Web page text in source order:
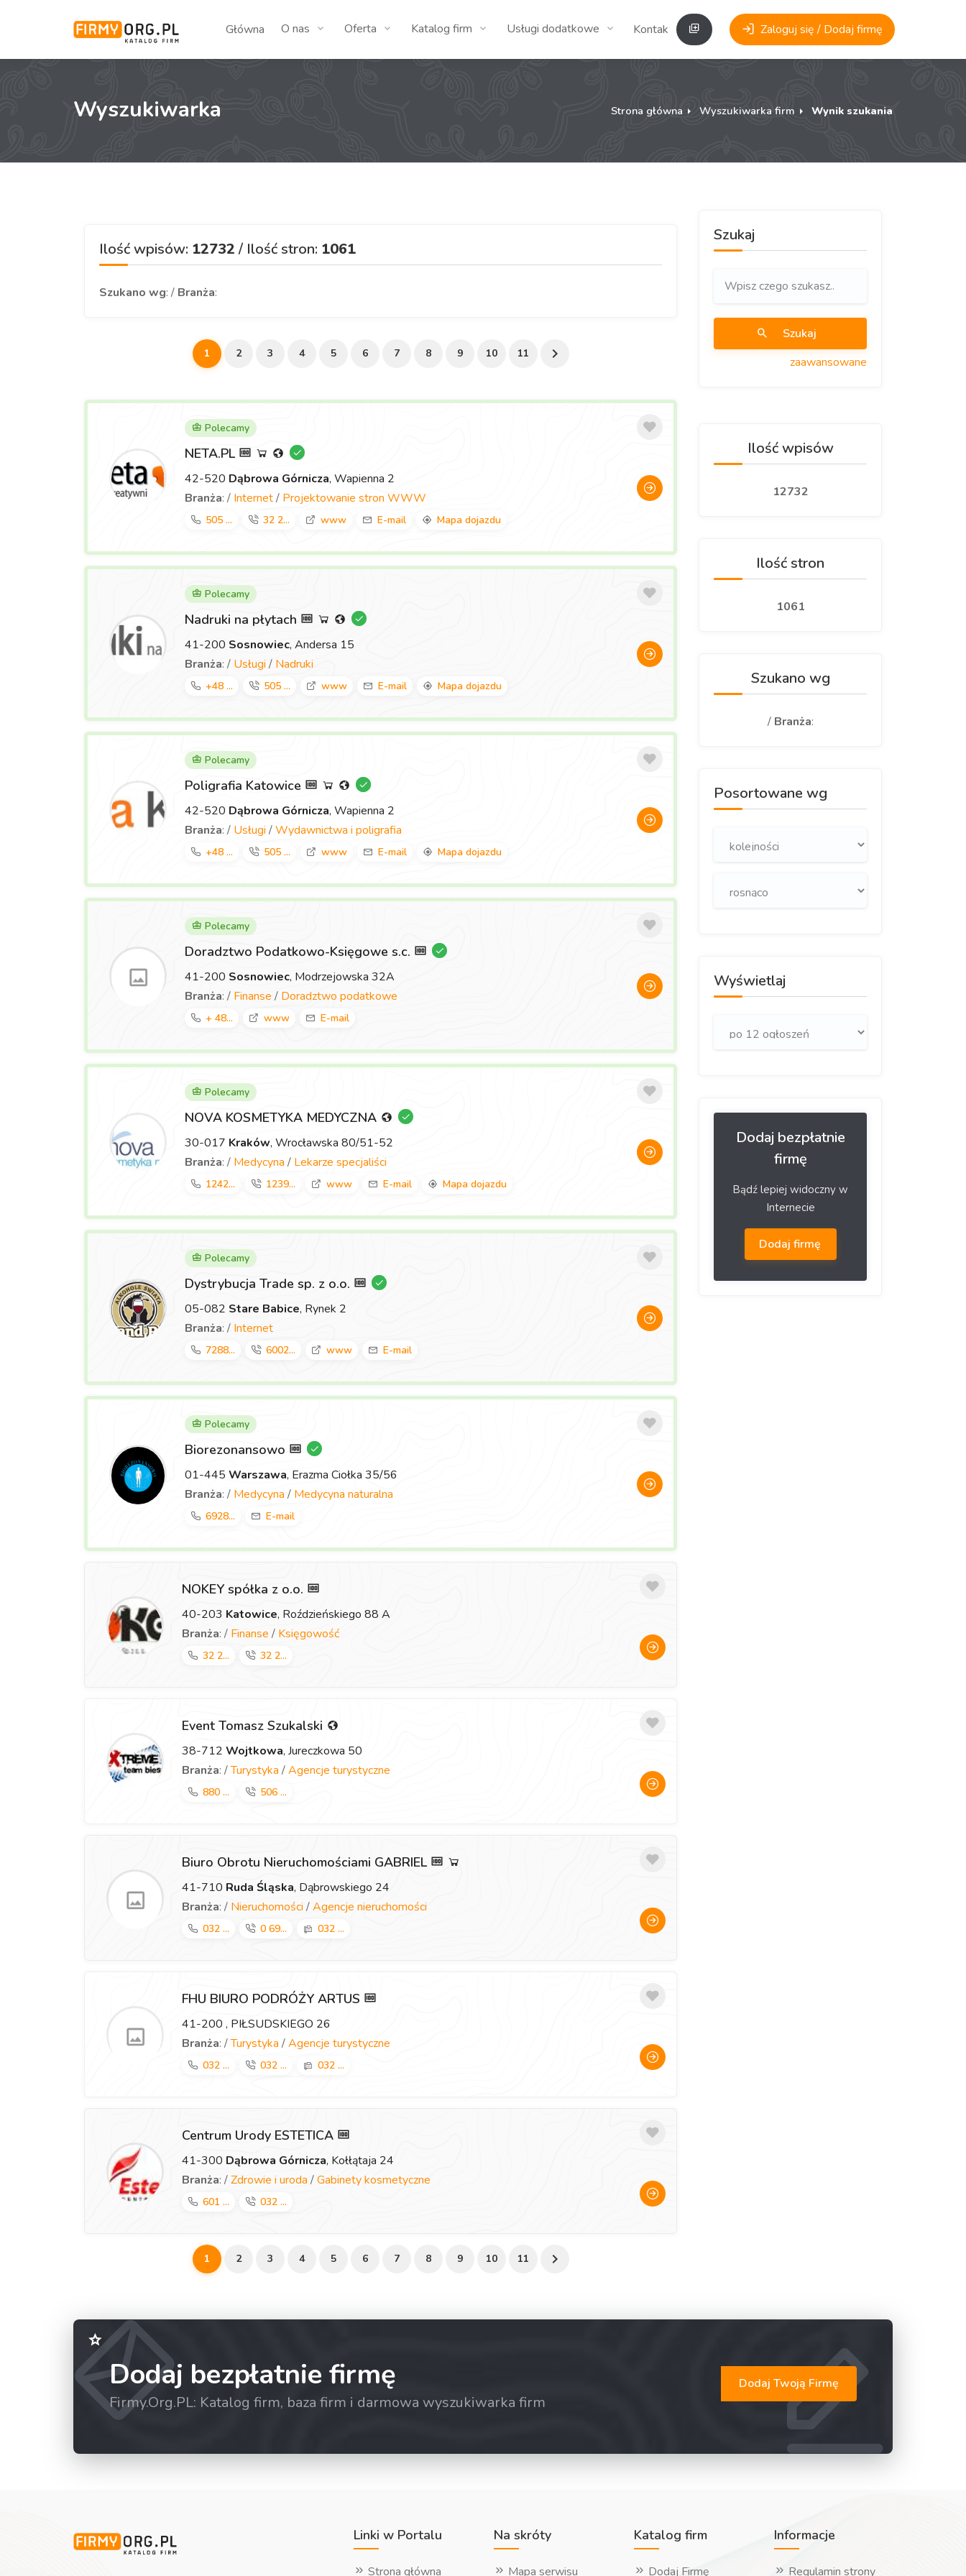
Główna O nas Oferta Katalog firm Usługi dodatkowe Kontakt Zaloguj się / Dodaj firmę
Wyszukiwarka Strona główna Wyszukiwarka firm Wynik szukania
Ilość wpisów: 12732 / Ilość stron: 1061
Szukano wg: / Branża:
1 2 3 4 5 6 7 8 9 10 11
Polecamy
NETA.PL
42-520 Dąbrowa Górnicza, Wapienna 2
Branża: / Internet/ Projektowanie stron WWW
505 ... 32 2... www E-mail Mapa dojazdu
Polecamy
Nadruki na płytach
41-200 Sosnowiec, Andersa 15
Branża: / Usługi / Nadruki
+48 ... 505 ... www E-mail Mapa dojazdu
Polecamy
Poligrafia Katowice
42-520 Dąbrowa Górnicza, Wapienna 2
Branża: / Usługi /Wydawnictwa i poligrafia
+48 ... 505 ... www E-mail Mapa dojazdu
Polecamy
Doradztwo Podatkowo-Księgowe s.c.
41-200 Sosnowiec, Modrzejowska 32A
Branża: / Finanse / Doradztwo podatkowe
+ 48... www E-mail
Polecamy
NOVA KOSMETYKA MEDYCZNA
30-017 Kraków, Wrocławska 80/51-52
Branża: / Medycyna / Lekarze specjaliści
1242... 1239... www E-mail Mapa dojazdu
Polecamy
Dystrybucja Trade sp. z o.o.
05-082 Stare Babice, Rynek 2
Branża: / Internet
7288... 6002... www E-mail
Polecamy
Biorezonansowo
01-445 Warszawa, Erazma Ciołka 35/56
Branża: / Medycyna / Medycyna naturalna
6928... E-mail
NOKEY spółka z o.o.
40-203 Katowice, Roździeńskiego 88 A
Branża: / Finanse / Księgowość
32 2... 32 2...
Event Tomasz Szukalski
38-712 Wojtkowa, Jureczkowa 50
Branża: /Turystyka /Agencje turystyczne
880 ... 506 ...
Biuro Obrotu Nieruchomościami GABRIEL
41-710 Ruda Śląska, Dąbrowskiego 24
Branża: / Nieruchomości /Agencje nieruchomości
032 ... 0 69... 032 ...
FHU BIURO PODRÓŻY ARTUS
41-200 , PIŁSUDSKIEGO 26
Branża: /Turystyka /Agencje turystyczne
032 ... 032 ... 032 ...
Centrum Urody ESTETICA
41-300 Dąbrowa Górnicza, Kołłątaja 24
Branża: /Zdrowie i uroda /Gabinety kosmetyczne
601 ... 032 ...
1 2 3 4 5 6 7 8 9 10 11
Szukaj
Szukaj
zaawansowane
Ilość wpisów
12732
Ilość stron
1061
Szukano wg
/ Branża:
Posortowane wg
Wyświetlaj
Dodaj bezpłatnie
firmę
Bądź lepiej widoczny w
Internecie
Dodaj firmę
Dodaj bezpłatnie firmę
Firmy.Org.PL: Katalog firm, baza firm i darmowa wyszukiwarka firm
Dodaj Twoją Firmę
Linki w Portalu
Strona główna
Na skróty
Mapa serwisu
Katalog firm
Dodaj Firmę
Informacje
Regulamin strony